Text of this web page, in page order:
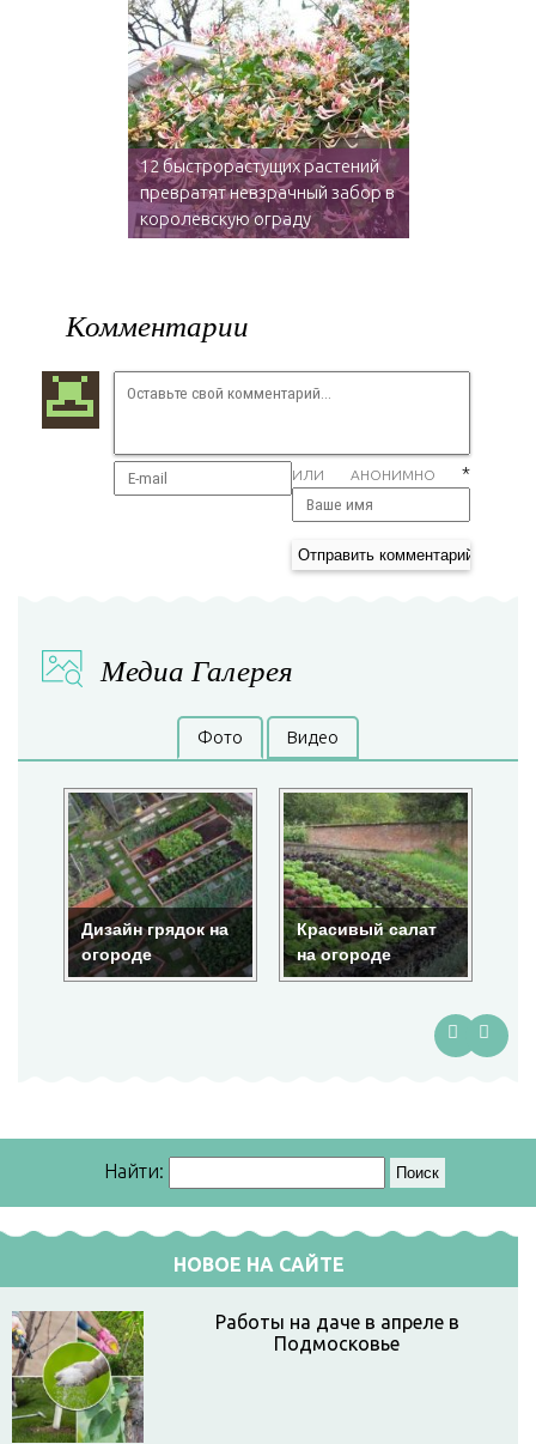
12 быстрорастущих растений
превратят невзрачный забор в
королевскую ограду
Комментарии
ИЛИ АНОНИМНО *
Медиа Галерея
Фото Видео
Дизайн грядок на
огороде
Красивый салат
на огороде
Найти:
НОВОЕ НА САЙТЕ
Работы на даче в апреле в
Подмосковье